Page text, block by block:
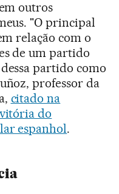
outros
"O principal
relação com o
de um partido
partido como
professor da
citado na
do
espanhol.